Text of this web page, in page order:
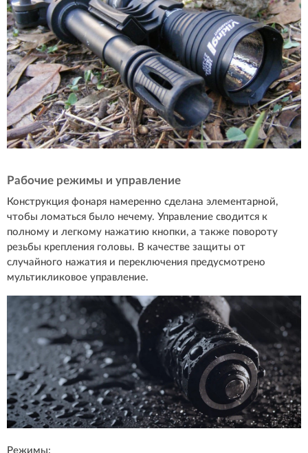
Рабочие режимы и управление
Конструкция фонаря намеренно сделана элементарной,
чтобы ломаться было нечему. Управление сводится к
полному и легкому нажатию кнопки, а также повороту
резьбы крепления головы. В качестве защиты от
случайного нажатия и переключения предусмотрено
мультикликовое управление.
Режимы: